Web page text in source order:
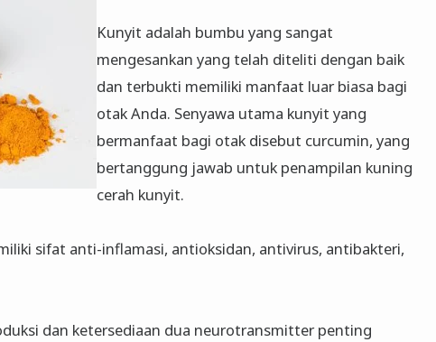
Kunyit adalah bumbu yang sangat
mengesankan yang telah diteliti dengan baik
dan terbukti memiliki manfaat luar biasa bagi
otak Anda. Senyawa utama kunyit yang
bermanfaat bagi otak disebut curcumin, yang
bertanggung jawab untuk penampilan kuning
cerah kunyit.
sifat anti-inflamasi, antioksidan, antivirus, antibakteri,
dan ketersediaan dua neurotransmitter penting